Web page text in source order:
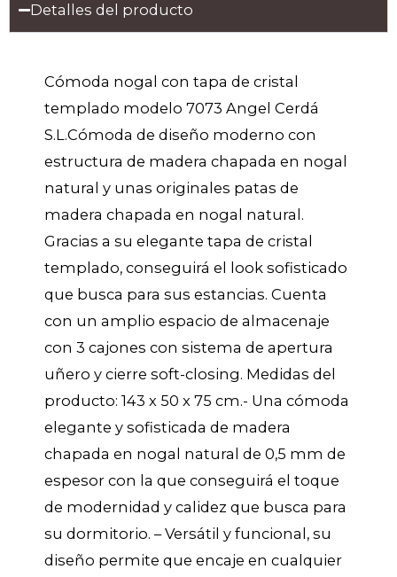
Detalles del producto
Cómoda nogal con tapa de cristal
templado modelo 7073 Angel Cerdá
S.L.Cómoda de diseño moderno con
estructura de madera chapada en nogal
natural y unas originales patas de
madera chapada en nogal natural.
Gracias a su elegante tapa de cristal
templado, conseguirá el look sofisticado
que busca para sus estancias. Cuenta
con un amplio espacio de almacenaje
con 3 cajones con sistema de apertura
uñero y cierre soft-closing. Medidas del
producto: 143 x 50 x 75 cm.- Una cómoda
elegante y sofisticada de madera
chapada en nogal natural de 0,5 mm de
espesor con la que conseguirá el toque
de modernidad y calidez que busca para
su dormitorio. – Versátil y funcional, su
diseño permite que encaje en cualquier